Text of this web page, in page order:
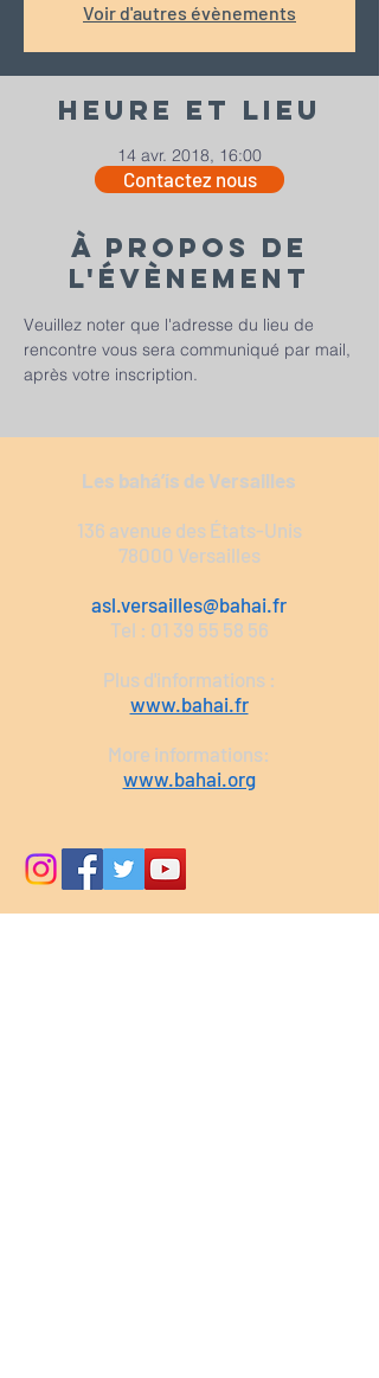
Voir d'autres évènements
Heure et lieu
14 avr. 2018, 16:00
78000 Versailles
À propos de
l'évènement
Veuillez noter que l'adresse du lieu de
rencontre vous sera communiqué par mail,
après votre inscription.
Contactez nous
Les bahá’ís de Versailles
136 avenue des États-Unis
78000 Versailles
asl.versailles@bahai.fr
Tel : 01 39 55 58 56
Plus d'informations :
www.bahai.fr
More informations:
www.bahai.org